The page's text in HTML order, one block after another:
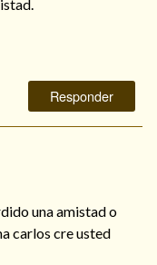
Responder
una amistad o
carlos cre usted